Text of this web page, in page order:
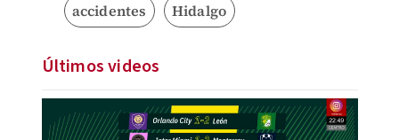
accidentes Hidalgo
Últimos videos